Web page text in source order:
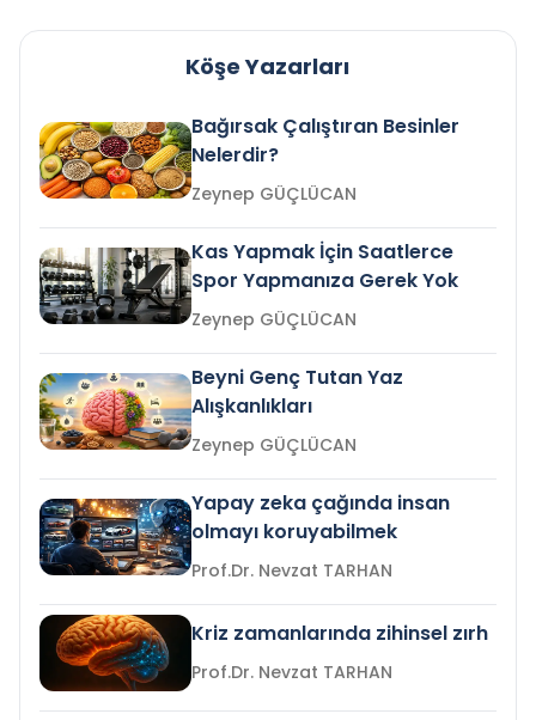
Köşe Yazarları
Bağırsak Çalıştıran Besinler
Nelerdir?
Zeynep GÜÇLÜCAN
Kas Yapmak İçin Saatlerce
Spor Yapmanıza Gerek Yok
Zeynep GÜÇLÜCAN
Beyni Genç Tutan Yaz
Alışkanlıkları
Zeynep GÜÇLÜCAN
Yapay zeka çağında insan
olmayı koruyabilmek
Prof.Dr. Nevzat TARHAN
Kriz zamanlarında zihinsel zırh
Prof.Dr. Nevzat TARHAN